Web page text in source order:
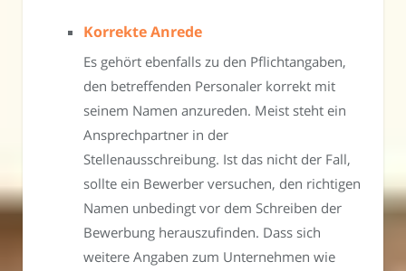
Korrekte Anrede
Es gehört ebenfalls zu den Pflichtangaben,
den betreffenden Personaler korrekt mit
seinem Namen anzureden. Meist steht ein
Ansprechpartner in der
Stellenausschreibung. Ist das nicht der Fall,
sollte ein Bewerber versuchen, den richtigen
Namen unbedingt vor dem Schreiben der
Bewerbung herauszufinden. Dass sich
weitere Angaben zum Unternehmen wie